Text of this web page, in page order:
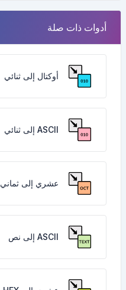
أدوات ذات صلة
أوكتال إلى ثنائي
ASCII إلى ثنائي
عشري إلى ثماني
ASCII إلى نص